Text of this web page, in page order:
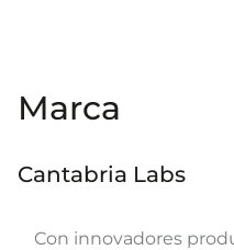
Marca
Cantabria Labs
Con innovadores